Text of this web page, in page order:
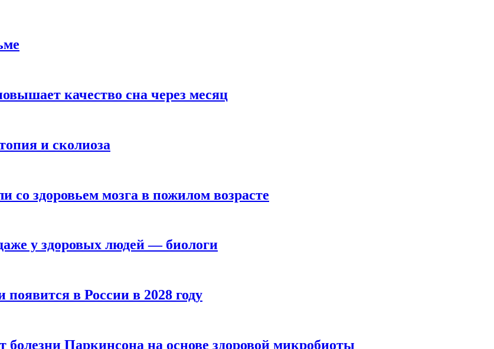
качество сна через месяц
и сколиоза
со здоровьем мозга в пожилом возрасте
у здоровых людей — биологи
в России в 2028 году
Паркинсона на основе здоровой микробиоты